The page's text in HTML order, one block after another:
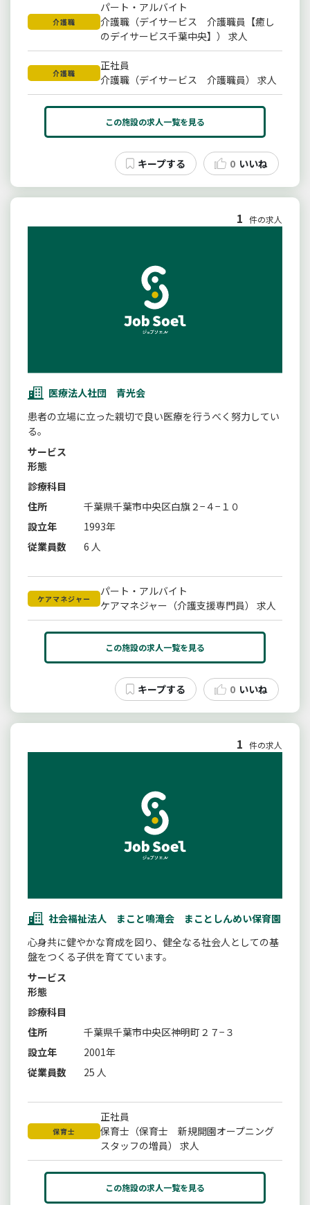
介護職
パート・アルバイト
介護職（デイサービス 介護職員【癒し
のデイサービス千葉中央】） 求人
介護職
正社員
介護職（デイサービス 介護職員） 求人
この施設の求人一覧を見る
0 いいね
1 件の求人
医療法人社団 青光会
患者の立場に立った親切で良い医療を行うべく努力してい
る。
サービス
形態
診療科目
住所
千葉県千葉市中央区白旗２−４−１０
設立年
1993年
従業員数
6 人
ケアマネジャー
パート・アルバイト
ケアマネジャー（介護支援専門員） 求人
この施設の求人一覧を見る
0 いいね
1 件の求人
社会福祉法人 まこと鳴滝会 まことしんめい保育園
心身共に健やかな育成を図り、健全なる社会人としての基
盤をつくる子供を育てています。
サービス
形態
診療科目
住所
千葉県千葉市中央区神明町２７−３
設立年
2001年
従業員数
25 人
保育士
正社員
保育士（保育士 新規開園オープニング
スタッフの増員） 求人
この施設の求人一覧を見る